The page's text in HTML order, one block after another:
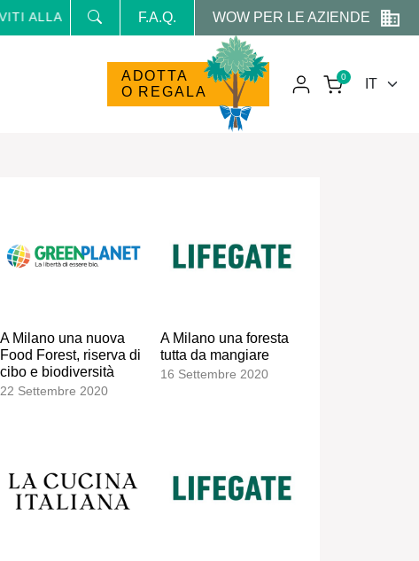
ALLA NEWSLETTER E RICEVI NEWS E PROMO RISERVATE
F.A.Q. WOW PER LE AZIENDE
ADOTTA
O REGALA
0
A Milano una nuova
Food Forest, riserva di
cibo e biodiversità
22 Settembre 2020
A Milano una foresta
tutta da mangiare
16 Settembre 2020